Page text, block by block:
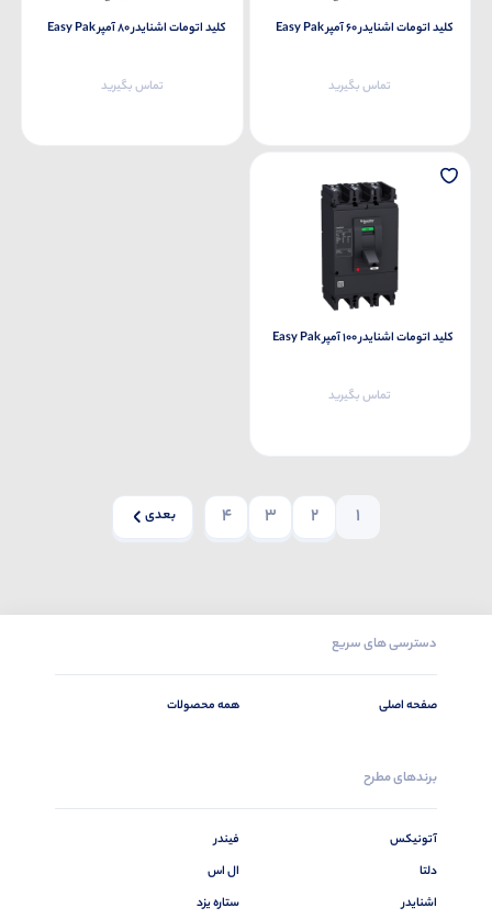
کلید اتومات اشنایدر 60 آمپر Easy Pak
تماس بگیرید
کلید اتومات اشنایدر 80 آمپر Easy Pak
تماس بگیرید
کلید اتومات اشنایدر 100 آمپر Easy Pak
تماس بگیرید
1
2
3
4 بعدی
دسترسی های سریع
صفحه اصلی همه محصولات
برندهای مطرح
آتونیکس
دلتا
اشنایدر
فیندر
ال اس
ستاره یزد